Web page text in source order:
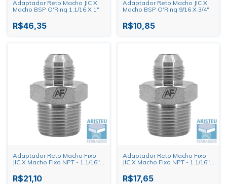
Adaptador Reto Macho JIC X
Macho BSP O'Ring 1.1/16 X 1"
R$46,35
Adaptador Reto Macho JIC X
Macho BSP O'Ring 9/16 X 3/4"
R$10,85
Adaptador Reto Macho Fixo
JIC X Macho Fixo NPT - 1.1/16"
R$21,10
Adaptador Reto Macho Fixo
JIC X Macho Fixo NPT - 1.1/16"
R$17,65